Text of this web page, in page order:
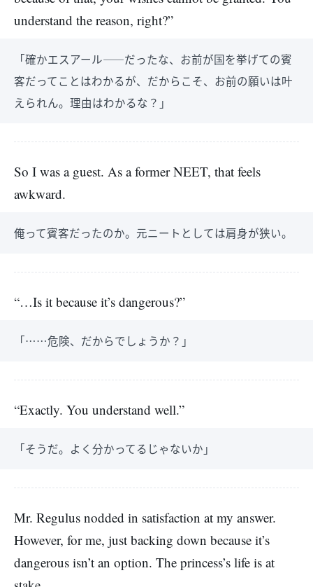
understand the reason, right?”
「確かエスアール――だったな、お前が国を挙げての賓
客だってことはわかるが、だからこそ、お前の願いは叶
えられん。理由はわかるな？」
So I was a guest. As a former NEET, that feels
awkward.
俺って賓客だったのか。元ニートとしては肩身が狭い。
“…Is it because it’s dangerous?”
「……危険、だからでしょうか？」
“Exactly. You understand well.”
「そうだ。よく分かってるじゃないか」
Mr. Regulus nodded in satisfaction at my answer.
However, for me, just backing down because it’s
dangerous isn’t an option. The princess’s life is at